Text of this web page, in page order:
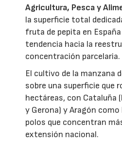
Agricultura, Pesca y
la superficie total
fruta de pepita en
tendencia hacia la
concentración parcelaria.
El cultivo de la manzana
sobre una superficie que
hectáreas, con Cataluña
y Gerona) y Aragón
polos que concentran
extensión nacional.